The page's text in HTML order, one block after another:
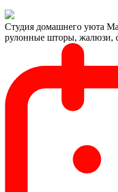
Студия домашнего уюта
рулонные шторы, жалюзи,